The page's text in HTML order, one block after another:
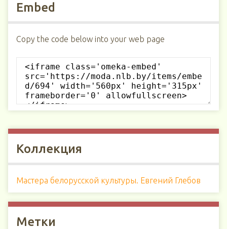
Embed
Copy the code below into your web page
Коллекция
Мастера белорусской культуры. Евгений Глебов
Метки